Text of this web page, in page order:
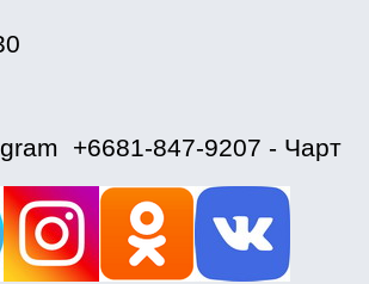
+6681-847-9207 - Чарт